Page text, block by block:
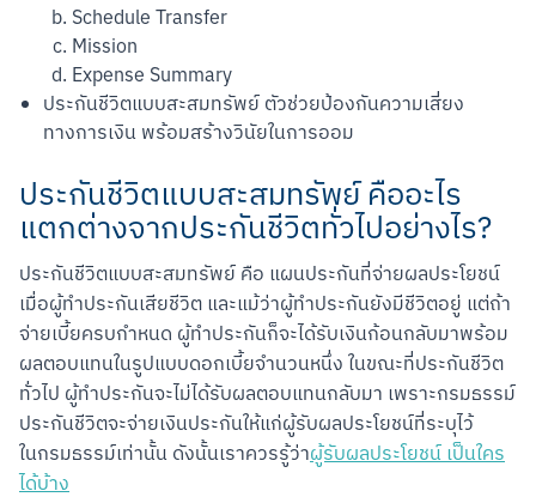
Schedule Transfer
Mission
Expense Summary
ประกันชีวิตแบบสะสมทรัพย์ ตัวช่วยป้องกันความเสี่ยง
ทางการเงิน พร้อมสร้างวินัยในการออม
ประกันชีวิตแบบสะสมทรัพย์ คืออะไร
แตกต่างจากประกันชีวิตทั่วไปอย่างไร?
ประกันชีวิตแบบสะสมทรัพย์ คือ แผนประกันที่จ่ายผลประโยชน์
เมื่อผู้ทำประกันเสียชีวิต และแม้ว่าผู้ทำประกันยังมีชีวิตอยู่ แต่ถ้า
จ่ายเบี้ยครบกำหนด ผู้ทำประกันก็จะได้รับเงินก้อนกลับมาพร้อม
ผลตอบแทนในรูปแบบดอกเบี้ยจำนวนหนึ่ง ในขณะที่ประกันชีวิต
ทั่วไป ผู้ทำประกันจะไม่ได้รับผลตอบแทนกลับมา เพราะกรมธรรม์
ประกันชีวิตจะจ่ายเงินประกันให้แก่ผู้รับผลประโยชน์ที่ระบุไว้
ในกรมธรรม์เท่านั้น ดังนั้นเราควรรู้ว่าผู้รับผลประโยชน์ เป็นใคร
ได้บ้าง